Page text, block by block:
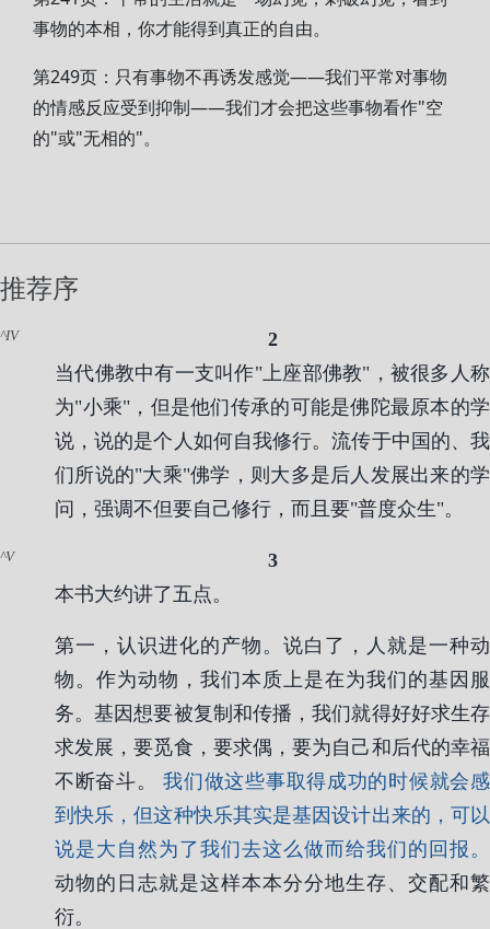
事物的本相，你才能得到真正的自由。
第249页：只有事物不再诱发感觉——我们平常对事物
的情感反应受到抑制——我们才会把这些事物看作"空
的"或"无相的"。
推荐序
IV
2
当代佛教中有一支叫作"上座部佛教"，被很多人称
为"小乘"，但是他们传承的可能是佛陀最原本的学
说，说的是个人如何自我修行。流传于中国的、我
们所说的"大乘"佛学，则大多是后人发展出来的学
问，强调不但要自己修行，而且要"普度众生"。
V
3
本书大约讲了五点。
第一，认识进化的产物。说白了，人就是一种动
物。作为动物，我们本质上是在为我们的基因服
务。基因想要被复制和传播，我们就得好好求生存
求发展，要觅食，要求偶，要为自己和后代的幸福
不断奋斗。我们做这些事取得成功的时候就会感
到快乐，但这种快乐其实是基因设计出来的，可以
说是大自然为了我们去这么做而给我们的回报。
动物的日志就是这样本本分分地生存、交配和繁
衍。